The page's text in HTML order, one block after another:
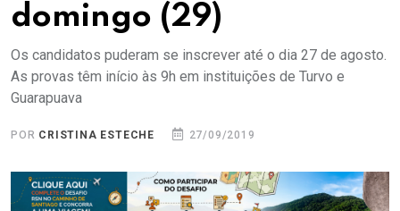
domingo (29)
Os candidatos puderam se inscrever até o dia 27 de agosto.
As provas têm início às 9h em instituições de Turvo e
Guarapuava
POR CRISTINA ESTECHE 27/09/2019